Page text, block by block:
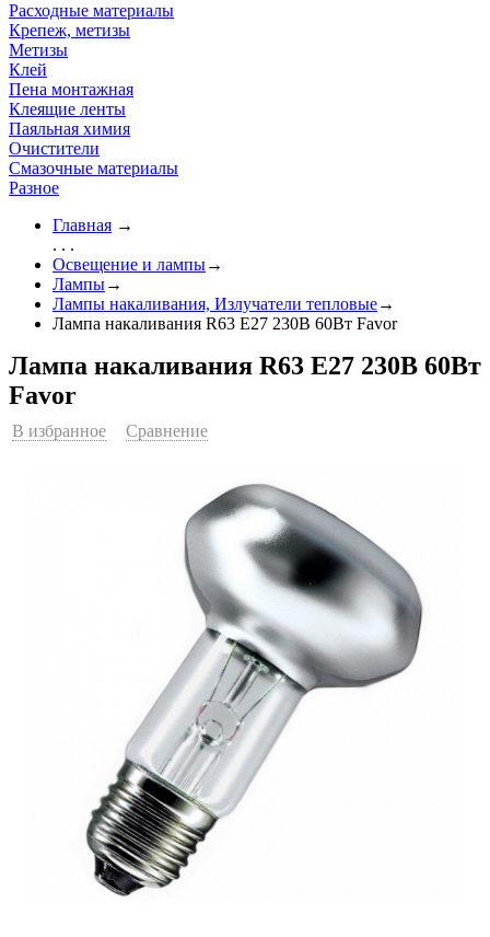
Расходные материалы
Крепеж, метизы
Метизы
Клей
Пена монтажная
Клеящие ленты
Паяльная химия
Очистители
Смазочные материалы
Разное
Главная →
. . .
Освещение и лампы→
Лампы→
Лампы накаливания, Излучатели тепловые→
Лампа накаливания R63 Е27 230В 60Вт Favor
Лампа накаливания R63 Е27 230В 60Вт
Favor
В избранное Сравнение